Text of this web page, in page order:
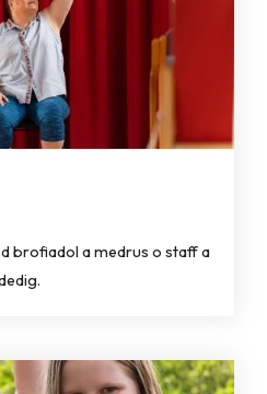
brofiadol a medrus o staff a